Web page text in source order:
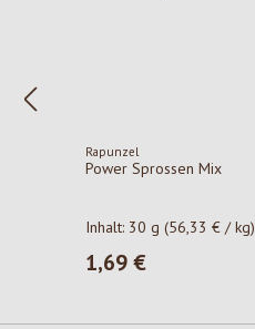
Rapunzel
Power Sprossen Mix
Inhalt: 30 g(56,33 € / kg)
Regulärer Preis:
1,69 €